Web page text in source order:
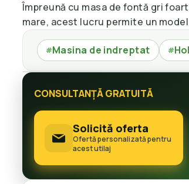
Împreună cu masa de fontă gri
mare, acest lucru permite un
#Masina de indreptat #
CONSULTANȚĂ GRATUITĂ
Solicită oferta
Ofertă personalizată pentru
acest utilaj